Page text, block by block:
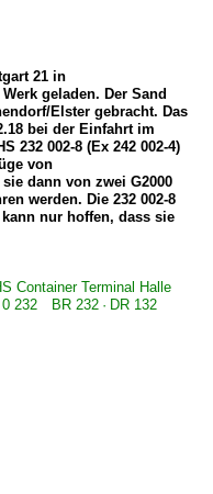
'V 170'
V 180
Krupp
130.1 'Ludmilla'
130.1 Lokportraits
130.1 Private 'Ludmilla'
'Ludmilla'
232 Private
'Tiger'
21 in
geladen. Der Sand
Elster gebracht. Das
bei der Einfahrt im
232 002-8 (Ex 242 002-4)
von
dann von zwei G2000
werden. Die 232 002-8
nur hoffen, dass sie
Container Terminal Halle
0 232 BR 232 · DR 132